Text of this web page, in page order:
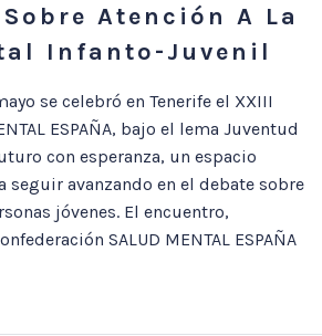
Atención A La
Infanto-Juvenil
se celebró en Tenerife el XXIII
ESPAÑA, bajo el lema Juventud
con esperanza, un espacio
avanzando en el debate sobre
jóvenes. El encuentro,
SALUD MENTAL ESPAÑA